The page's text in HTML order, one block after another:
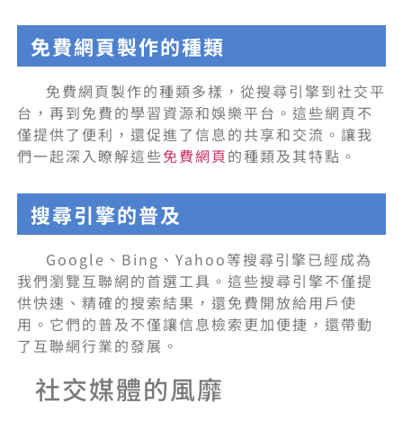
免費網頁製作的種類
免費網頁製作的種類多樣，從搜尋引擎到社交平
台，再到免費的學習資源和娛樂平台。這些網頁不
僅提供了便利，還促進了信息的共享和交流。讓我
們一起深入瞭解這些免費網頁的種類及其特點。
搜尋引擎的普及
Google、Bing、Yahoo等搜尋引擎已經成為
我們瀏覽互聯網的首選工具。這些搜尋引擎不僅提
供快速、精確的搜索結果，還免費開放給用戶使
用。它們的普及不僅讓信息檢索更加便捷，還帶動
了互聯網行業的發展。
社交媒體的風靡